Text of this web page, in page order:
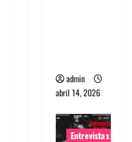
admin
abril 14, 2026
Entrevistas